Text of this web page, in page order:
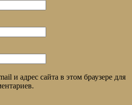
и адрес сайта в этом браузере для